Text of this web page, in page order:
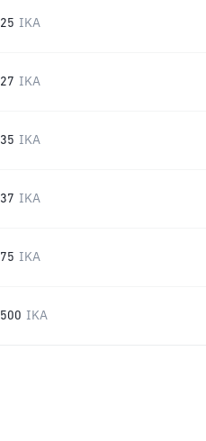
25 IKA
27 IKA
35 IKA
37 IKA
75 IKA
500 IKA